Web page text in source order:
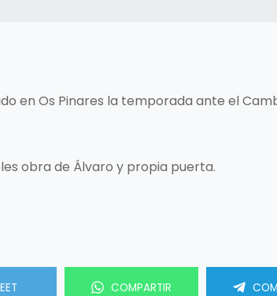
en Os Pinares la temporada ante el
obra de Álvaro y propia puerta.
COMPARTIR